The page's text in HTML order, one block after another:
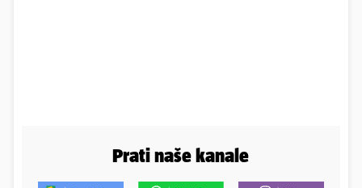
Prati naše kanale